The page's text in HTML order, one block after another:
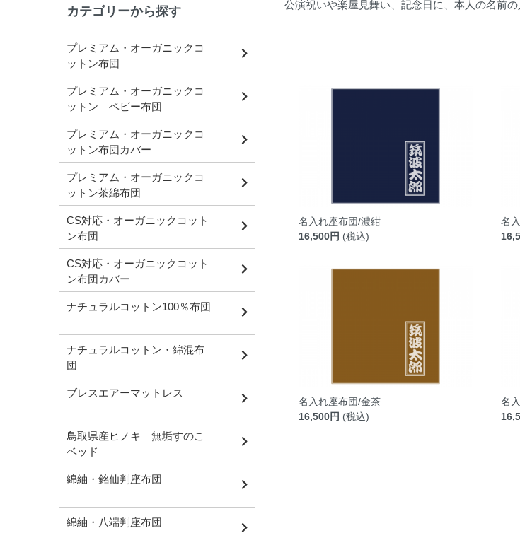
公演祝いや楽屋見舞い、記念日に、本人の名前
名入れ座布団/濃紺
16,500円 (税込)
名
名入れ座布団/金茶
16,500円 (税込)
名
カテゴリーから探す
プレミアム・オーガニックコ
ットン布団
プレミアム・オーガニックコ
ットン ベビー布団
プレミアム・オーガニックコ
ットン布団カバー
プレミアム・オーガニックコ
ットン茶綿布団
CS対応・オーガニックコット
ン布団
CS対応・オーガニックコット
ン布団カバー
ナチュラルコットン100％布団
ナチュラルコットン・綿混布
団
ブレスエアーマットレス
鳥取県産ヒノキ 無垢すのこ
ベッド
綿紬・銘仙判座布団
綿紬・八端判座布団